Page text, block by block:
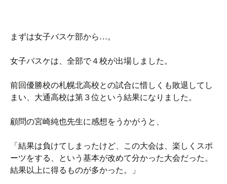
まずは女子バスケ部から…。
女子バスケは、全部で４校が出場しました。
前回優勝校の札幌北高校との試合に惜しくも敗退してし
まい、大通高校は第３位という結果になりました。
顧問の宮崎純也先生に感想をうかがうと、
「結果は負けてしまったけど、この大会は、楽しくスポ
ーツをする、という基本が改めて分かった大会だった。
結果以上に得るものが多かった。」